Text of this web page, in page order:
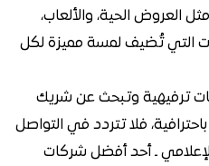
العروض الحية، والألعاب،
التي تُضيف لمسة مميزة لكل
ترفيهية وتبحث عن شريك
فلا تتردد في التواصل
ـ أحد أفضل شركات